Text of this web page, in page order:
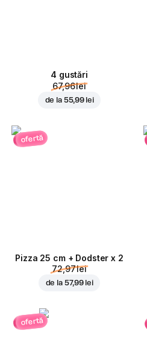
4 gustări
67,96 lei
de la 55,99 lei
ofertă
Pizza 25 cm + Dodster x 2
72,97 lei
de la 57,99 lei
ofertă